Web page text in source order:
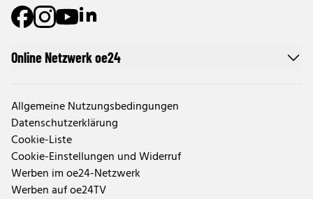
Online Netzwerk oe24
Allgemeine Nutzungsbedingungen
Datenschutzerklärung
Cookie-Liste
Cookie-Einstellungen und Widerruf
Werben im oe24-Netzwerk
Werben auf oe24TV